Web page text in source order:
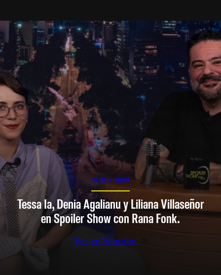
SPOILER SHOW
Tessa Ia, Denia Agalianu y Liliana Villaseñor
en Spoiler Show con Rana Fonk.
Ver en Youtube